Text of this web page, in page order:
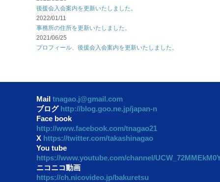
後援会入会案内を更新いたしました。
2022/01/11
事務所の住所を更新いたしました。
2021/06/25
プロフィール、後援会入会案内を更新いたしました。
Mail tnagao.j@gmail.com
ブログ http://blog.goo.ne.jp/japan-n
Face book
http://www.facebook.com/tnagao21
X https://twitter.com/takashinagao
You tube
https://www.youtube.com/channel/
ニコニコ動画
https://ch.nicovideo.jp/bakuretsu